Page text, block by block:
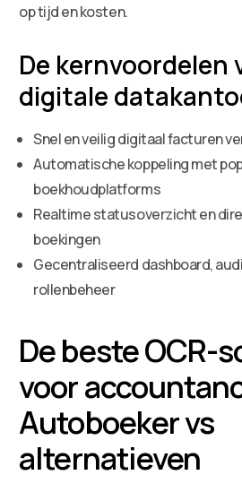
op tijd en kosten.
De kernvoordelen
digitale
Snel en veilig digitaal facturen
Automatische koppeling met
boekhoudplatforms
Realtime statusoverzicht en
boekingen
Gecentraliseerd dashboard,
rollenbeheer
De beste OCR-
voor
Autoboeker vs
alternatieven